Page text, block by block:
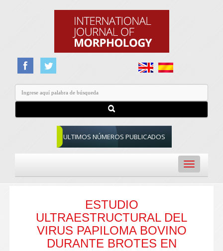
ULTIMOS NÚMEROS PUBLICADOS
Toggle
navigation
ESTUDIO
ULTRAESTRUCTURAL DEL
VIRUS PAPILOMA BOVINO
DURANTE BROTES EN